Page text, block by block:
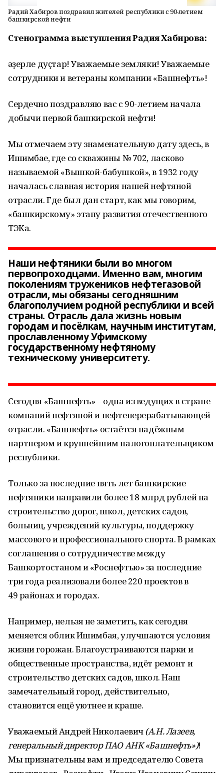
Радий Хабиров поздравил жителей республики с 90-летием
башкирской нефти
Стенограмма выступления Радия Хабирова:
Ҡәҙерле дуҫтар! Уважаемые земляки! Уважаемые
сотрудники и ветераны компании «Башнефть»!
Сердечно поздравляю вас с 90-летием начала
добычи первой башкирской нефти!
Мы отмечаем эту знаменательную дату здесь, в
Ишимбае, где со скважины № 702, ласково
называемой «Вышкой-бабушкой», в 1932 году
началась славная история нашей нефтяной
отрасли. Где был дан старт, как мы говорим,
«башкирскому» этапу развития отечественного
ТЭКа.
Наши нефтяники были во многом
первопроходцами. Именно вам, многим
поколениям тружеников нефтегазовой
отрасли, мы обязаны сегодняшним
благополучием родной республики и всей
страны. Отрасль дала жизнь новым
городам и посёлкам, научным институтам,
прославленному Уфимскому
государственному нефтяному
техническому университету.
Сегодня «Башнефть» – одна из ведущих в стране
компаний нефтяной и нефтеперерабатывающей
отрасли. «Башнефть» остаётся надёжным
партнером и крупнейшим налогоплательщиком
республики.
Только за последние пять лет башкирские
нефтяники направили более 18 млрд рублей на
строительство дорог, школ, детских садов,
больниц, учреждений культуры, поддержку
массового и профессионального спорта. В рамках
соглашения о сотрудничестве между
Башкортостаном и «Роснефтью» за последние
три года реализовали более 220 проектов в
49 районах и городах.
Например, нельзя не заметить, как сегодня
меняется облик Ишимбая, улучшаются условия
жизни горожан. Благоустраиваются парки и
общественные пространства, идёт ремонт и
строительство детских садов, школ. Наш
замечательный город, действительно,
становится ещё уютнее и краше.
Уважаемый Андрей Николаевич (А.Н. Лазеев,
генеральный директор ПАО АНК «Башнефть»)!
Мы признательны вам и председателю Совета